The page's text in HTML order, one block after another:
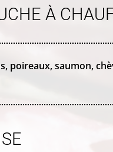
À
poireaux, saumon,